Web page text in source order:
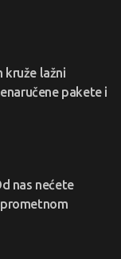
kruže lažni
pakete i
nas nećete